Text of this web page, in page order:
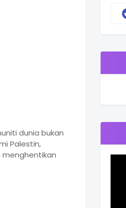
dunia bukan
Palestin,
menghentikan